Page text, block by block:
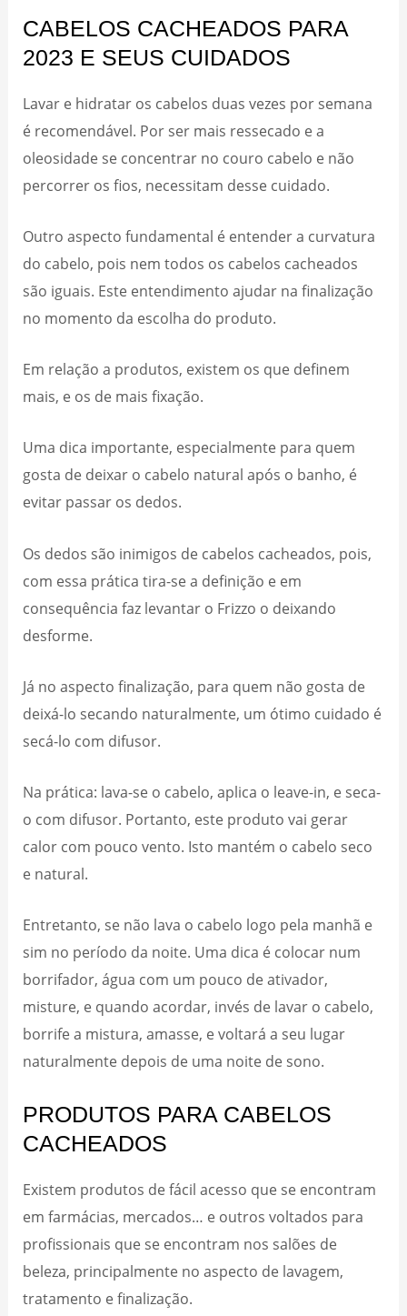
CABELOS CACHEADOS PARA
2023 E SEUS CUIDADOS
Lavar e hidratar os cabelos duas vezes por semana
é recomendável. Por ser mais ressecado e a
oleosidade se concentrar no couro cabelo e não
percorrer os fios, necessitam desse cuidado.
Outro aspecto fundamental é entender a curvatura
do cabelo, pois nem todos os cabelos cacheados
são iguais. Este entendimento ajudar na finalização
no momento da escolha do produto.
Em relação a produtos, existem os que definem
mais, e os de mais fixação.
Uma dica importante, especialmente para quem
gosta de deixar o cabelo natural após o banho, é
evitar passar os dedos.
Os dedos são inimigos de cabelos cacheados, pois,
com essa prática tira-se a definição e em
consequência faz levantar o Frizzo o deixando
desforme.
Já no aspecto finalização, para quem não gosta de
deixá-lo secando naturalmente, um ótimo cuidado é
secá-lo com difusor.
Na prática: lava-se o cabelo, aplica o leave-in, e seca-
o com difusor. Portanto, este produto vai gerar
calor com pouco vento. Isto mantém o cabelo seco
e natural.
Entretanto, se não lava o cabelo logo pela manhã e
sim no período da noite. Uma dica é colocar num
borrifador, água com um pouco de ativador,
misture, e quando acordar, invés de lavar o cabelo,
borrife a mistura, amasse, e voltará a seu lugar
naturalmente depois de uma noite de sono.
PRODUTOS PARA CABELOS
CACHEADOS
Existem produtos de fácil acesso que se encontram
em farmácias, mercados… e outros voltados para
profissionais que se encontram nos salões de
beleza, principalmente no aspecto de lavagem,
tratamento e finalização.